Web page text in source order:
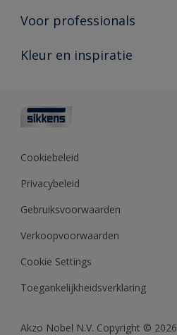
Duurzaamheid
Producten voor binnen
Vind je verkooppunt
Voor professionals
Advies & service
Polyfilla Pro
Sikkens Center
Kleur en inspiratie
Kleurcollecties
Kennisbank
Cookiebeleid
Privacybeleid
Gebruiksvoorwaarden
Verkoopvoorwaarden
Cookie Settings
Toegankelijkheidsverklaring
Akzo Nobel N.V. Copyright © 2026